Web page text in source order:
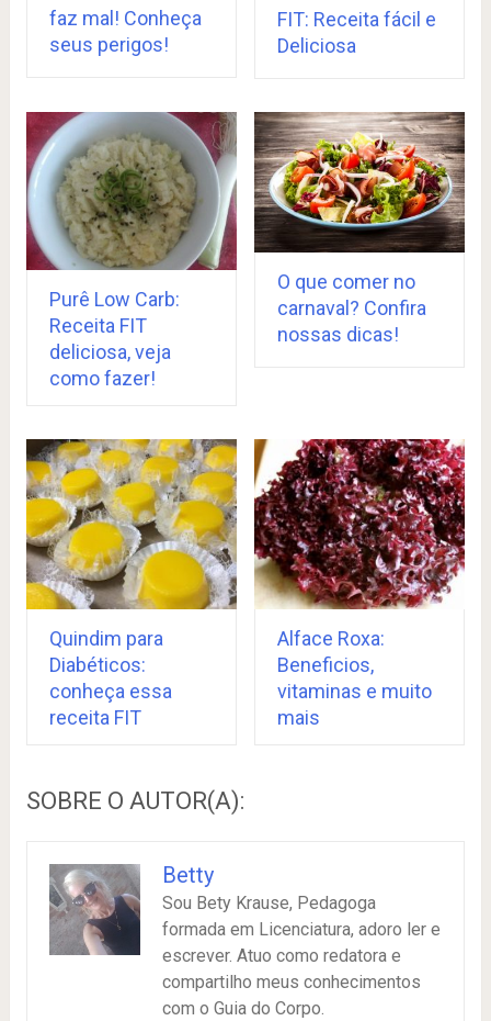
faz mal! Conheça
seus perigos!
FIT: Receita fácil e
Deliciosa
Purê Low Carb:
Receita FIT
deliciosa, veja
como fazer!
O que comer no
carnaval? Confira
nossas dicas!
Quindim para
Diabéticos:
conheça essa
receita FIT
Alface Roxa:
Beneficios,
vitaminas e muito
mais
SOBRE O AUTOR(A):
Betty
Sou Bety Krause, Pedagoga
formada em Licenciatura, adoro ler e
escrever. Atuo como redatora e
compartilho meus conhecimentos
com o Guia do Corpo.